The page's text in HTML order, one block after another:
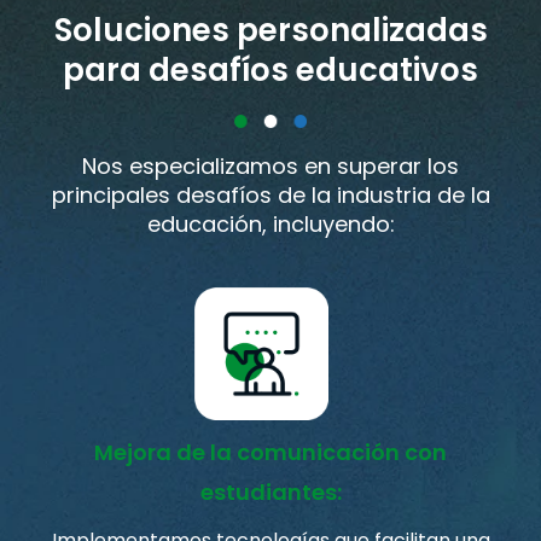
Soluciones personalizadas
para desafíos educativos
Nos especializamos en superar los
principales desafíos de la industria de la
educación, incluyendo:
Mejora de la comunicación con
estudiantes: